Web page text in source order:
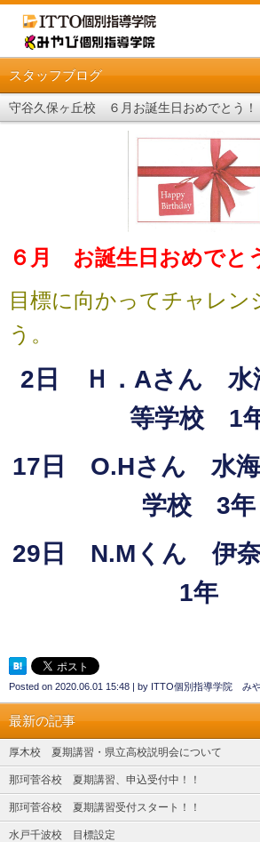
スタッフブログ
守谷久保ヶ丘校 ６月お誕生日おめでとう！
６月 お誕生日おめでと
目標に向かってチャレン
う。
2日 Ｈ．Aさん 水
等学校 1
17日 O.Hさん 水海
学校 3年
29日 N.Mくん 伊
1年
Posted on 2020.06.01 15:48 | by ITTO個別指導学院 み
最新の記事
厚木校 夏期講習・県立高校説明会について
那珂菅谷校 夏期講習、申込受付中！！
那珂菅谷校 夏期講習受付スタート！！
水戸千波校 目標設定